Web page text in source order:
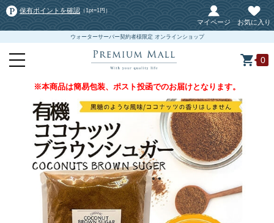
保有ポイントを確認 （1pt=1円）
マイページ お気に入り
ウォーターサーバー契約者様限定 オンラインショップ
0
※本商品は簡易包装、ポスト投函でのお届けとなります。